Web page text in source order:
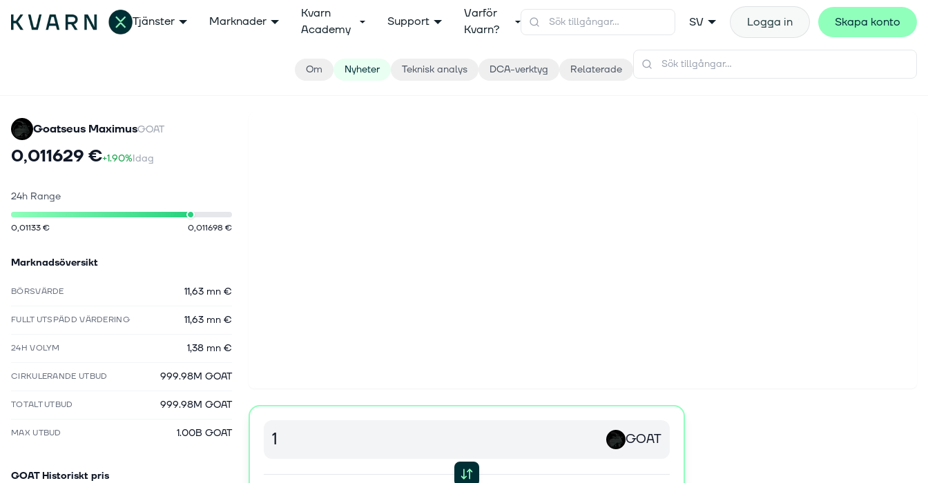
Tjänster Marknader
Kvarn
Academy
Support
Varför
Kvarn?
SV Logga in Skapa konto
Om Nyheter Teknisk analys DCA-verktyg Relaterade
Goatseus MaximusGOAT
0,011629 €+1.90%Idag
24h Range
0,01133 € 0,011698 €
Marknadsöversikt
BÖRSVÄRDE 11,63 mn €
FULLT UTSPÄDD VÄRDERING 11,63 mn €
24H VOLYM 1,38 mn €
CIRKULERANDE UTBUD 999.98M GOAT
TOTALT UTBUD 999.98M GOAT
MAX UTBUD 1.00B GOAT
GOAT Historiskt pris
GOAT